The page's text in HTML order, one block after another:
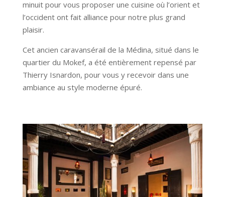
minuit pour vous proposer une cuisine où l’orient et
l’occident ont fait alliance pour notre plus grand
plaisir.
Cet ancien caravansérail de la Médina, situé dans le
quartier du Mokef, a été entièrement repensé par
Thierry Isnardon, pour vous y recevoir dans une
ambiance au style moderne épuré.